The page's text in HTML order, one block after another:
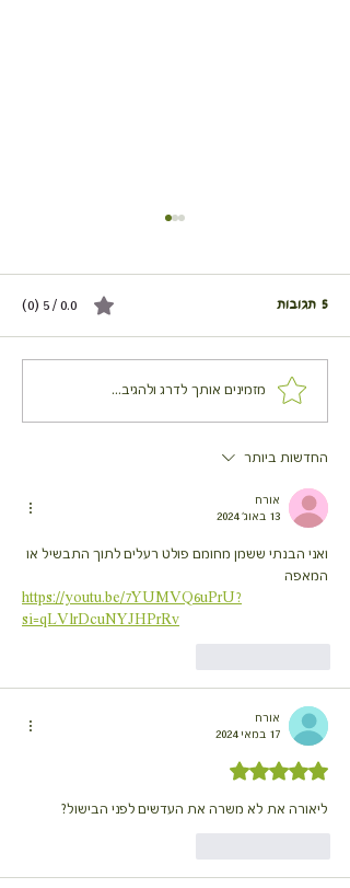
אורז צהוב בירוקים וגרעיני חמניה
5 תגובות 0.0 / 5 ‏(0)
מזמינים אותך לדרג ולהגיב...
החדשות ביותר
אורח
13 באוג׳ 2024
ואני הבנתי ששמן מחומם פולט רעלים לתוך התבשיל או
המאפה
https://youtu.be/7YUMVQ6uPrU?
si=qLVlrDcuNYJHPrRv
אורח
17 במאי 2024
דירוג של 5 מתוך 5 כוכבים
ליאורה את לא משרה את העדשים לפני הבישול?